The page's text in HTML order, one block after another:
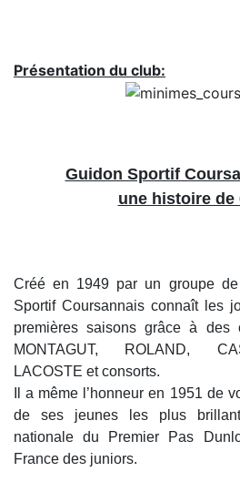
Présentation du club:
Guidon Sportif
une histoire de
Créé en 1949 par un groupe
Sportif Coursannais connaît les
premières saisons grâce à des
MONTAGUT, ROLAND,
LACOSTE et consorts.
Il a même l’honneur en 1951 de
de ses jeunes les plus
nationale du Premier Pas
France des juniors.